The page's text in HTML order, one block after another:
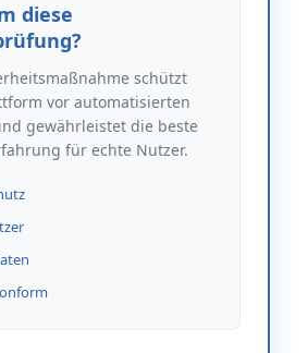
diese
schützt
vor automatisierten
gewährleistet die beste
für echte Nutzer.